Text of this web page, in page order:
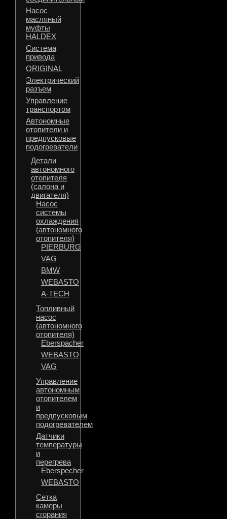
Насос
масляный
муфты
HALDEX
Система
привода
ORIGINAL
Электрический
разъем
Управление
транспортом
Автономные
отопители и
предпусковые
подогреватели
Детали
автономного
отопителя
(салона и
двигателя)
Насос
системы
охлаждения
(автономного
отопителя)
PIERBURG
VAG
BMW
WEBASTO
A-TECH
Топливный
насос
(автономного
отопителя)
Eberspacher
WEBASTO
VAG
Управление
автономным
отопителем
и
предпусковым
подогревателем
Датчики
температуры
и
перегрева
Eberspecher
WEBASTO
Сетка
камеры
сгорания